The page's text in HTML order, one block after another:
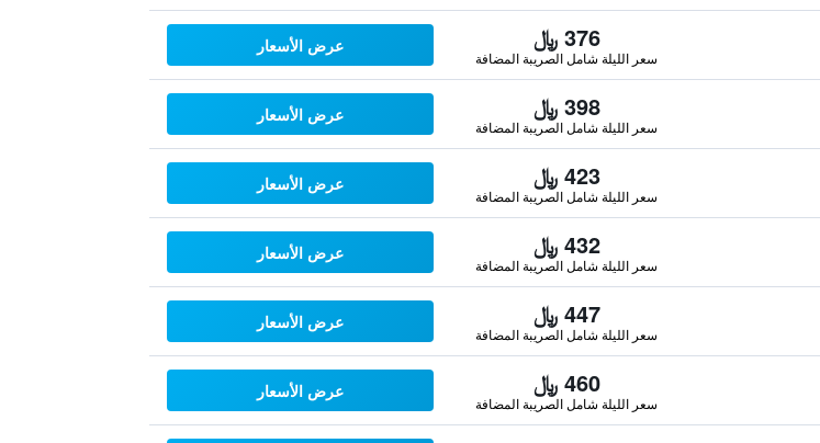
376 ﷼
سعر الليلة شامل الصريبة المضافة
عرض الأسعار
398 ﷼
سعر الليلة شامل الصريبة المضافة
عرض الأسعار
423 ﷼
سعر الليلة شامل الصريبة المضافة
عرض الأسعار
432 ﷼
سعر الليلة شامل الصريبة المضافة
عرض الأسعار
447 ﷼
سعر الليلة شامل الصريبة المضافة
عرض الأسعار
460 ﷼
سعر الليلة شامل الصريبة المضافة
عرض الأسعار